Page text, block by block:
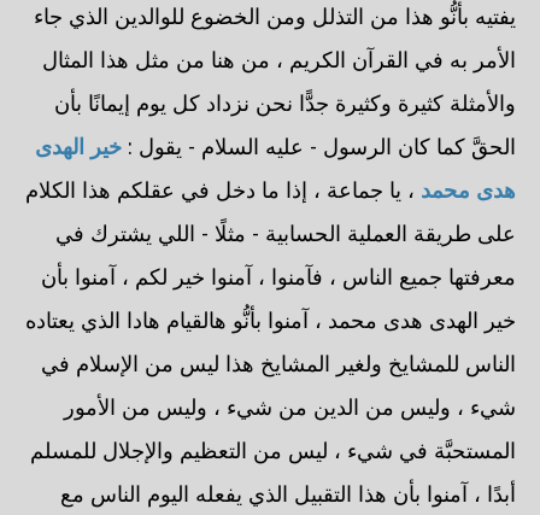
يفتيه بأنُّو هذا من التذلل ومن الخضوع للوالدين الذي جاء
الأمر به في القرآن الكريم ، من هنا من مثل هذا المثال
والأمثلة كثيرة وكثيرة جدًّا نحن نزداد كل يوم إيمانًا بأن
الحقَّ كما كان الرسول - عليه السلام - يقول : خير الهدى
هدى محمد ، يا جماعة ، إذا ما دخل في عقلكم هذا الكلام
على طريقة العملية الحسابية - مثلًا - اللي يشترك في
معرفتها جميع الناس ، فآمنوا ، آمنوا خير لكم ، آمنوا بأن
خير الهدى هدى محمد ، آمنوا بأنُّو هالقيام هادا الذي يعتاده
الناس للمشايخ ولغير المشايخ هذا ليس من الإسلام في
شيء ، وليس من الدين من شيء ، وليس من الأمور
المستحبَّة في شيء ، ليس من التعظيم والإجلال للمسلم
أبدًا ، آمنوا بأن هذا التقبيل الذي يفعله اليوم الناس مع